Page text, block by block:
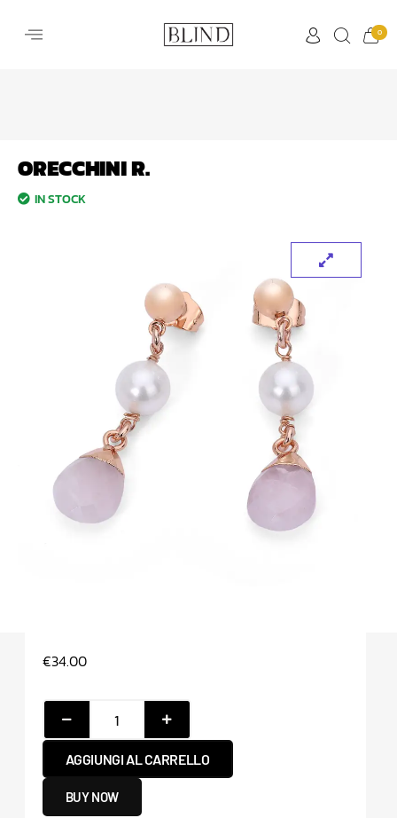
0
ORECCHINI R.
IN STOCK
€34.00
BUY NOW
AGGIUNGI AL CARRELLO